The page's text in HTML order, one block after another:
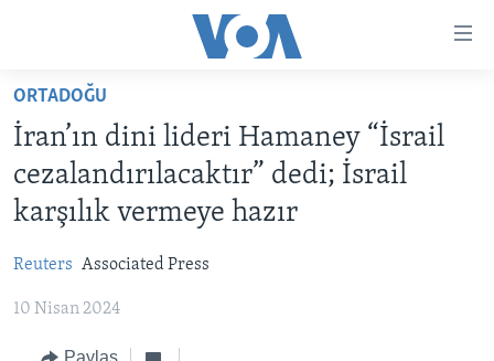
geç
Ana
navigasyona
geç
Aramaya
HABERLER
TÜRKİYE
AMERİKA
ULUSLARARASI
SAĞLIK
PROGRAMLAR
AMERİKA'DA YAŞAM
UKRAYNA KRİZİ
YORUMLAR
AMERIKA'YA ÖZEL
İNGİLİZCE DERSLERİ
ORTADOĞU
İran’ın dini lideri Hamaney “İsrail
cezalandırılacaktır” dedi; İsrail
karşılık vermeye hazır
Reuters Associated Press
10 Nisan 2024
Paylaş